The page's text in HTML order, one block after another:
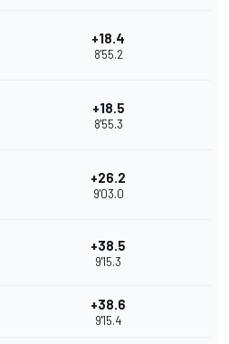
+18.4
8'55.2
+18.5
8'55.3
+26.2
9'03.0
+38.5
9'15.3
+38.6
9'15.4